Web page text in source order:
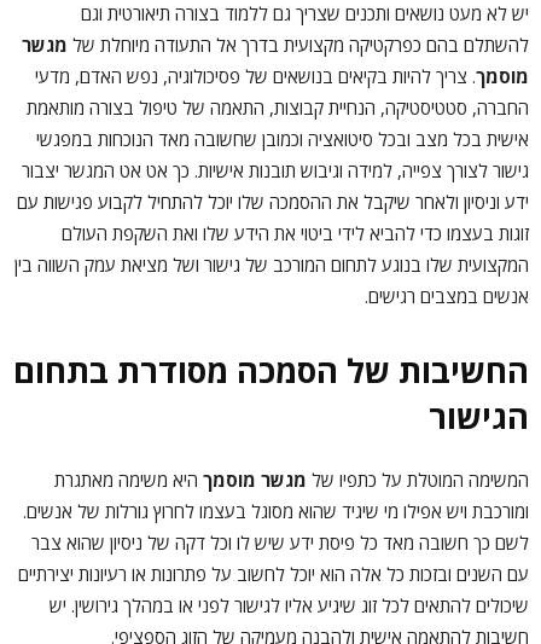
יש לא מעט נושאים ותכנים שצריך גם ללמוד בצורה תיאורטית וגם
להשתלם בהם כפרקטיקה מקצועית בדרך אל התעודה מיוחלת של מגשר
מוסמך. צריך להיות בקיאים בנושאים של פסיכולוגיה, נפש האדם, מדעי
החברה, סטטיסטיקה, הנחיית קבוצות, התאמה של טיפול בצורה מותאמת
אישית בכל מצב ובכל סיטואציה וכמובן שחשובה מאד הנוכחות במפגשי
גישור לצורך צפייה, למידה וגיבוש תובנות אישיות. כך אט אט המגשר יצבור
ידע וניסיון ולאחר שיקבל את ההסמכה שלו יוכל להתחיל לקבוע פגישות עם
זוגות בעצמו כדי להביא לידי ביטוי את הידע שלו ואת השקפת העולם
המקצועית שלו בנוגע לתחום המורכב של גישור ושל מציאת עמק השווה בין
אנשים במצבים רגישים.
החשיבות של הסמכה מסודרת בתחום
הגישור
המשימה המוטלת על כתפיו של מגשר מוסמך היא משימה מאתגרת
ומורכבת ויש אפילו מי שיגיד שהוא מסוגל בעצמו לחרוץ גורלות של אנשים.
לשם כך חשובה מאד כל פיסת ידע שיש לו וכל דקה של ניסיון שהוא צבר
עם השנים ובזכות כל אלה הוא יוכל לחשוב על פתרונות או רעיונות יצירתיים
שיכולים להתאים לכל זוג שיגיע אליו לגישור לפני או במהלך גירושין. יש
חשיבות להתאמה אישית ולהבנה מעמיקה של הזוג הספציפי.